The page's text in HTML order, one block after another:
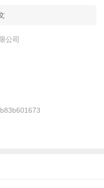
公司